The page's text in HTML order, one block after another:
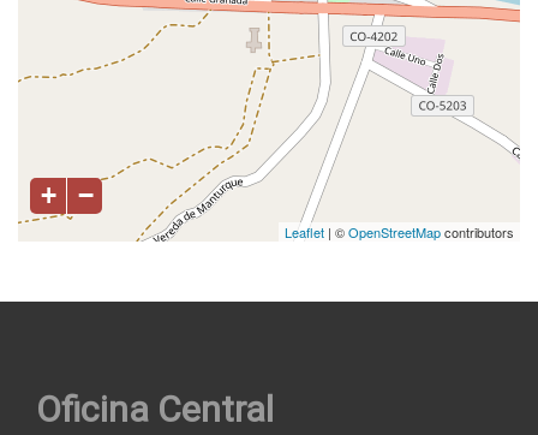
+ −
Leaflet | ©OpenStreetMapcontributors
Oficina Central